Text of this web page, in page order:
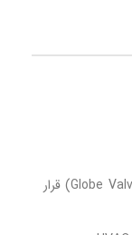
این شیرها در دسته شیرهای کنترل کروی (Globe Valves) قرار